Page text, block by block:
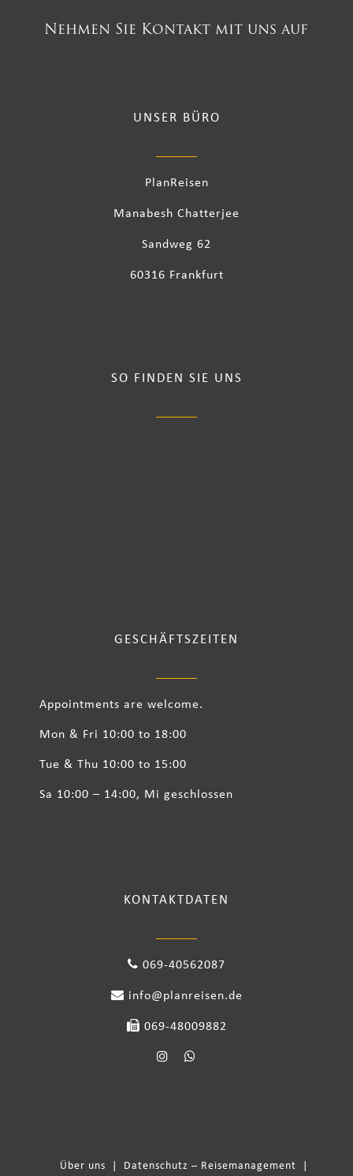
Nehmen Sie Kontakt mit uns auf
UNSER BÜRO
PlanReisen
Manabesh Chatterjee
Sandweg 62
60316 Frankfurt
SO FINDEN SIE UNS
GESCHÄFTSZEITEN
Appointments are welcome.
Mon & Fri 10:00 to 18:00
Tue & Thu 10:00 to 15:00
Sa 10:00 – 14:00, Mi geschlossen
KONTAKTDATEN
069-40562087
info@planreisen.de
069-48009882
Über uns Datenschutz – Reisemanagement